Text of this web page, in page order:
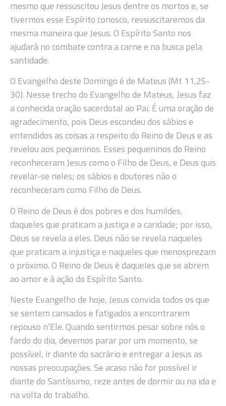
mesmo que ressuscitou Jesus dentre os mortos e, se
tivermos esse Espírito conosco, ressuscitaremos da
mesma maneira que Jesus. O Espírito Santo nos
ajudará no combate contra a carne e na busca pela
santidade.
O Evangelho deste Domingo é de Mateus (Mt 11,25-
30). Nesse trecho do Evangelho de Mateus, Jesus faz
a conhecida oração sacerdotal ao Pai. É uma oração de
agradecimento, pois Deus escondeu dos sábios e
entendidos as coisas a respeito do Reino de Deus e as
revelou aos pequeninos. Esses pequeninos do Reino
reconheceram Jesus como o Filho de Deus, e Deus quis
revelar-se neles; os sábios e doutores não o
reconheceram como Filho de Deus.
O Reino de Deus é dos pobres e dos humildes,
daqueles que praticam a justiça e a caridade; por isso,
Deus se revela a eles. Deus não se revela naqueles
que praticam a injustiça e naqueles que menosprezam
o próximo. O Reino de Deus é daqueles que se abrem
ao amor e à ação do Espírito Santo.
Neste Evangelho de hoje, Jesus convida todos os que
se sentem cansados e fatigados a encontrarem
repouso n’Ele. Quando sentirmos pesar sobre nós o
fardo do dia, devemos parar por um momento, se
possível, ir diante do sacrário e entregar a Jesus as
nossas preocupações. Se acaso não for possível ir
diante do Santíssimo, reze antes de dormir ou na ida e
na volta do trabalho.